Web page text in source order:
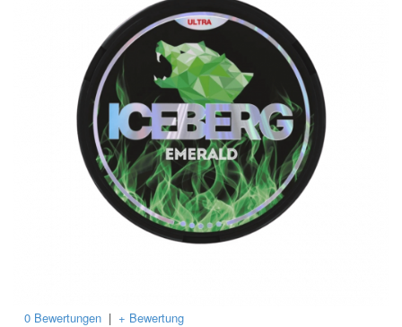
0 Bewertungen | + Bewertung